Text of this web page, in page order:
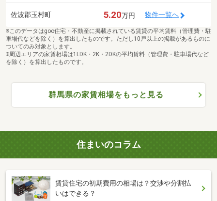
佐波郡玉村町 5.20万円 物件一覧へ
※このデータはgoo住宅・不動産に掲載されている賃貸の平均賃料（管理費・駐
車場代などを除く）を算出したものです。ただし10戸以上の掲載があるものに
ついてのみ対象とします。
※周辺エリアの家賃相場は1LDK・2K・2DKの平均賃料（管理費・駐車場代など
を除く）を算出したものです。
群馬県の家賃相場をもっと見る
住まいのコラム
賃貸住宅の初期費用の相場は？交渉や分割払
いはできる？